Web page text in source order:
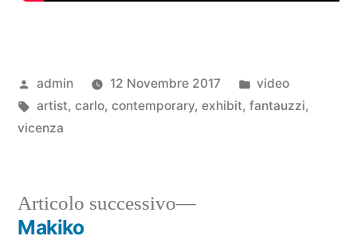
admin 12 Novembre 2017
video
artist, carlo, contemporary, exhibit, fantauzzi,
vicenza
Articolo successivo
Makiko